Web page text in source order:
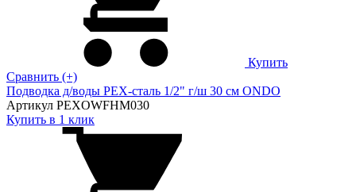
Купить
Сравнить (+)
Подводка д/воды PEX-сталь 1/2" г/ш 30 cм ONDO
Артикул PEXOWFHM030
Купить в 1 клик